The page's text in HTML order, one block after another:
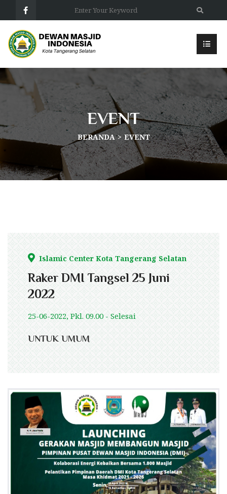
EVENT
BERANDA EVENT
Islamic Center Kota Tangerang Selatan
Raker DMI Tangsel 25 Juni
2022
25-06-2022, Pkl. 09.00 - Selesai
UNTUK UMUM